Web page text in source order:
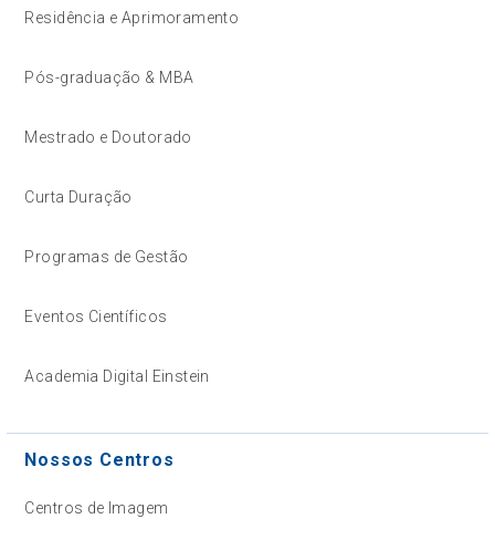
Residência e Aprimoramento
Pós-graduação & MBA
Mestrado e Doutorado
Curta Duração
Programas de Gestão
Eventos Científicos
Academia Digital Einstein
Nossos Centros
Centros de Imagem